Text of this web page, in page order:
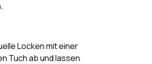
Locken mit einer
Tuch ab und lassen